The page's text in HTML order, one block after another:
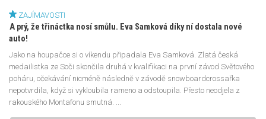
ZAJÍMAVOSTI
A prý, že třináctka nosí smůlu. Eva Samková díky ní dostala nové
auto!
Jako na houpačce si o víkendu připadala Eva Samková. Zlatá česká
medailistka ze Soči skončila druhá v kvalifikaci na první závod Světového
poháru, očekávání nicméně následně v závodě snowboardcrossařka
nepotvrdila, když si vykloubila rameno a odstoupila. Přesto neodjela z
rakouského Montafonu smutná. ...